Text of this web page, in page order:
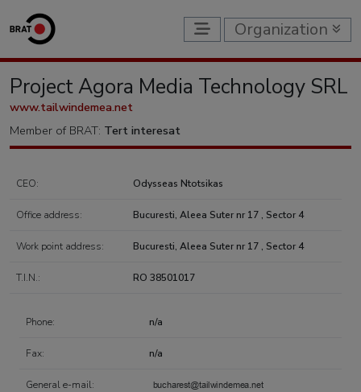
Organization
Project Agora Media Technology SRL
www.tailwindemea.net
Member of BRAT: Tert interesat
CEO: Odysseas Ntotsikas
Office address: Bucuresti, Aleea Suter nr 17 , Sector 4
Work point address: Bucuresti, Aleea Suter nr 17 , Sector 4
T.I.N.: RO 38501017
Phone: n/a
Fax: n/a
General e-mail: